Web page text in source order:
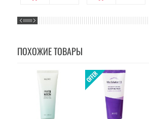
ПОХОЖИЕ ТОВАРЫ